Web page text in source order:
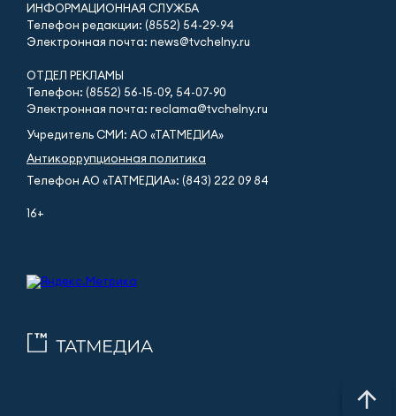
ИНФОРМАЦИОННАЯ СЛУЖБА
Телефон редакции: (8552) 54-29-94
Электронная почта: news@tvchelny.ru
ОТДЕЛ РЕКЛАМЫ
Телефон: (8552) 56-15-09, 54-07-90
Электронная почта: reclama@tvchelny.ru
Учредитель СМИ: АО «ТАТМЕДИА»
Антикоррупционная политика
Телефон АО «ТАТМЕДИА»: (843) 222 09 84
16+